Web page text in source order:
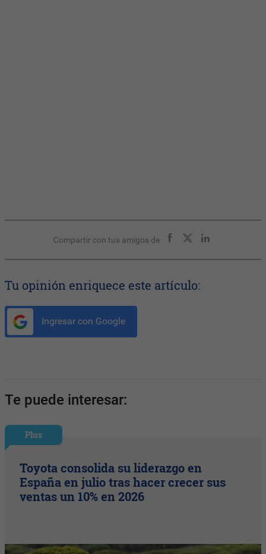
Compartir con tus amigos de
Tu opinión enriquece este artículo:
Ingresar con Google
Te puede interesar:
Plus
Toyota consolida su liderazgo en
España en julio tras hacer crecer sus
ventas un 10% en 2026